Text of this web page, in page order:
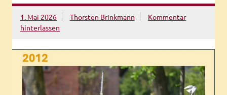
1. Mai 2026 Thorsten Brinkmann
Kommentar
hinterlassen